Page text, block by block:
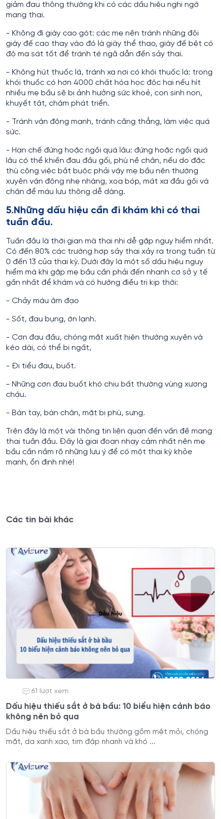
giảm đau thông thường khi có các dấu hiệu nghi ngờ
mang thai.
- Không đi giày cao gót: các mẹ nên tránh những đôi
giày đế cao thay vào đó là giày thể thao, giày đế bệt có
độ ma sát tốt để tránh té ngã dẫn đến sảy thai.
- Không hút thuốc lá, tránh xa nơi có khói thuốc lá: trong
khói thuốc có hơn 4000 chất hóa học độc hại nếu hít
nhiều mẹ bầu sẽ bị ảnh hưởng sức khoẻ, con sinh non,
khuyết tật, chậm phát triển.
- Tránh vận động mạnh, tránh căng thẳng, làm việc quá
sức.
- Hạn chế đứng hoặc ngồi quá lâu: đứng hoặc ngồi quá
lâu có thể khiến đau đầu gối, phù nề chân, nếu do đặc
thù công việc bắt buộc phải vậy mẹ bầu nên thường
xuyên vận động nhẹ nhàng, xoa bóp, mát xa đầu gối và
chân để máu lưu thông dễ dàng.
5.Những dấu hiệu cần đi khám khi có thai
tuần đầu.
Tuần đầu là thời gian mà thai nhi dễ gặp nguy hiểm nhất.
Có đến 80% các trường hợp sảy thai xảy ra trong tuần từ
0 đến 13 của thai kỳ. Dưới đây là một số dấu hiệu nguy
hiểm mà khi gặp mẹ bầu cần phải đến nhanh cơ sở y tế
gần nhất để khám và có hướng điều trị kịp thời:
- Chảy máu âm đạo
- Sốt, đau bụng, ớn lạnh.
- Cơn đau đầu, chóng mặt xuất hiện thường xuyên và
kéo dài, có thể bị ngất,
- Đi tiểu đau, buốt.
- Những cơn đau buốt khó chịu bất thường vùng xương
chậu.
- Bàn tay, bàn chân, mặt bị phù, sưng.
Trên đây là một vài thông tin liên quan đến vấn đề mang
thai tuần đầu. Đây là giai đoạn nhạy cảm nhất nên mẹ
bầu cần nắm rõ những lưu ý để có một thai kỳ khỏe
mạnh, ổn định nhé!
Các tin bài khác
61 lượt xem
Dấu hiệu thiếu sắt ở bà bầu: 10 biểu hiện cảnh báo
không nên bỏ qua
Dấu hiệu thiếu sắt ở bà bầu thường gồm mệt mỏi, chóng
mặt, da xanh xao, tim đập nhanh và khó ...